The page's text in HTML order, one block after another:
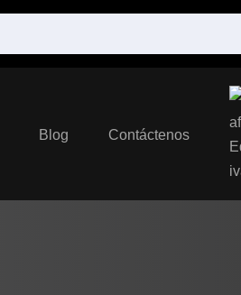
Blog Contáctenos